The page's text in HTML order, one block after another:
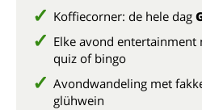
Koffiecorner: de hele dag
Elke avond entertainment
quiz of bingo
Avondwandeling met
glühwein